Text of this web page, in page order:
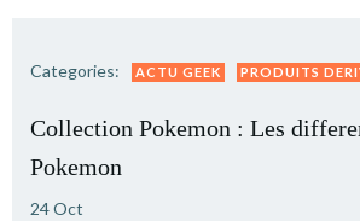
Categories: ACTU GEEK PRODUITS
Collection Pokemon : Les
Pokemon
24 Oct